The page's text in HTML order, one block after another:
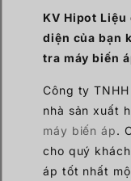
KV Hipot Liệu
diện của bạn
tra máy biến
Công ty
nhà sản xuất
máy biến áp.
cho quý
áp tốt nhất